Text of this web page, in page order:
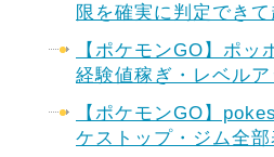
限を確実に判定できて
【ポケモンGO】ポッ
経験値稼ぎ・レベルア
【ポケモンGO】
ケストップ・ジム全部